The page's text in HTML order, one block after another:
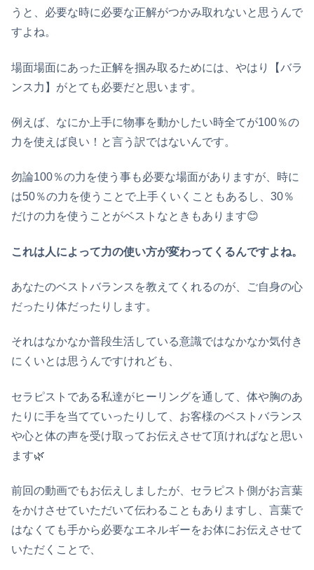
うと、必要な時に必要な正解がつかみ取れないと思うんで
すよね。
場面場面にあった正解を掴み取るためには、やはり【バラ
ンス力】がとても必要だと思います。
例えば、なにか上手に物事を動かしたい時全てが100％の
力を使えば良い！と言う訳ではないんです。
勿論100％の力を使う事も必要な場面がありますが、時に
は50％の力を使うことで上手くいくこともあるし、30％
だけの力を使うことがベストなときもあります😊
これは人によって力の使い方が変わってくるんですよね。
あなたのベストバランスを教えてくれるのが、ご自身の心
だったり体だったりします。
それはなかなか普段生活している意識ではなかなか気付き
にくいとは思うんですけれども、
セラピストである私達がヒーリングを通して、体や胸のあ
たりに手を当てていったりして、お客様のベストバランス
や心と体の声を受け取ってお伝えさせて頂ければなと思い
ます🌿
前回の動画でもお伝えしましたが、セラピスト側がお言葉
をかけさせていただいて伝わることもありますし、言葉で
はなくても手から必要なエネルギーをお体にお伝えさせて
いただくことで、